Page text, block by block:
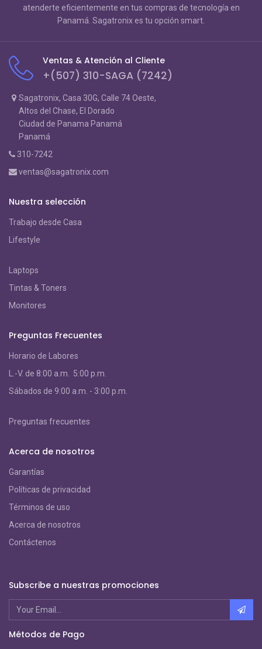
atenderte eficientemente en tus compras de tecnología en
Panamá. Sagatronix es tu opción smart.
Ventas & Atención al Cliente
+(507) 310-SAGA (7242)
Sagatronix, Casa 30G, Calle 74 Oeste,
Altos del Chase, El Dorado
Ciudad de Panama Panamá
Panamá
310-7242
ventas@sagatronix.com
Nuestra selección
Trabajo desde Casa
Lifestyle
Laptops
Tintas & Toners
Monitores
Preguntas Frecuentes
Horario de Labores
L.-V. de 8:00 a.m. 5:00 p.m.
Sábados de 9:00 a.m. - 3:00 p.m.
Preguntas frecuentes
Acerca de nosotros
Garantías
Políticas de privacidad
Términos de uso
Acerca de nosotros
Contáctenos
Subscribe a nuestras promociones
Métodos de Pago